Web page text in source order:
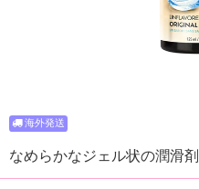
なめらかなジェル状の潤滑剤